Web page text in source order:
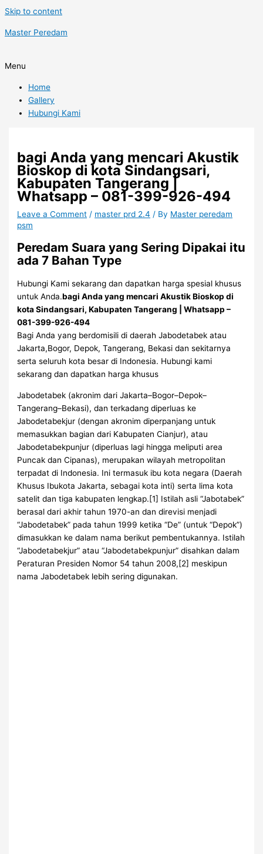
Skip to content
Master Peredam
Menu
Home
Gallery
Hubungi Kami
bagi Anda yang mencari Akustik
Bioskop di kota Sindangsari,
Kabupaten Tangerang |
Whatsapp – 081-399-926-494
Leave a Comment / master prd 2.4 / By Master peredam
psm
Peredam Suara yang Sering Dipakai itu
ada 7 Bahan Type
Hubungi Kami sekarang dan dapatkan harga spesial khusus
untuk Anda.bagi Anda yang mencari Akustik Bioskop di
kota Sindangsari, Kabupaten Tangerang | Whatsapp –
081-399-926-494
Bagi Anda yang berdomisili di daerah Jabodetabek atau
Jakarta,Bogor, Depok, Tangerang, Bekasi dan sekitarnya
serta seluruh kota besar di Indonesia. Hubungi kami
sekarang dan dapatkan harga khusus
Jabodetabek (akronim dari Jakarta–Bogor–Depok–
Tangerang–Bekasi), dan terkadang diperluas ke
Jabodetabekjur (dengan akronim diperpanjang untuk
memasukkan bagian dari Kabupaten Cianjur), atau
Jabodetabekpunjur (diperluas lagi hingga meliputi area
Puncak dan Cipanas), merupakan wilayah metropolitan
terpadat di Indonesia. Ini termasuk ibu kota negara (Daerah
Khusus Ibukota Jakarta, sebagai kota inti) serta lima kota
satelit dan tiga kabupaten lengkap.[1] Istilah asli “Jabotabek”
berasal dari akhir tahun 1970-an dan direvisi menjadi
“Jabodetabek” pada tahun 1999 ketika “De” (untuk “Depok”)
dimasukkan ke dalam nama berikut pembentukannya. Istilah
“Jabodetabekjur” atau “Jabodetabekpunjur” disahkan dalam
Peraturan Presiden Nomor 54 tahun 2008,[2] meskipun
nama Jabodetabek lebih sering digunakan.